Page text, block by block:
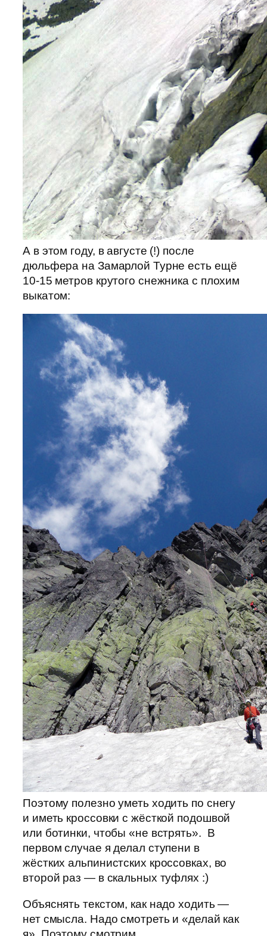
А в этом году, в августе (!) после
дюльфера на Замарлой Турне есть ещё
10-15 метров крутого снежника с плохим
выкатом:
Поэтому полезно уметь ходить по снегу
и иметь кроссовки с жёсткой подошвой
или ботинки, чтобы «не встрять». В
первом случае я делал ступени в
жёстких альпинистских кроссовках, во
второй раз — в скальных туфлях :)
Объяснять текстом, как надо ходить —
нет смысла. Надо смотреть и «делай как